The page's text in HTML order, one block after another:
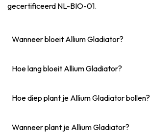
gecertificeerd NL-BIO-01.
Wanneer bloeit Allium Gladiator?
Hoe lang bloeit Allium Gladiator?
Hoe diep plant je Allium Gladiator bollen?
Wanneer plant je Allium Gladiator?